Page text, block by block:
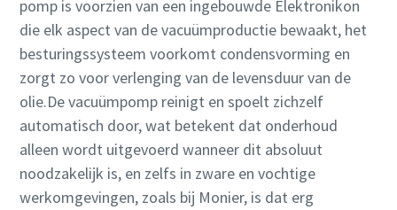
pomp is voorzien van een ingebouwde Elektronikon
die elk aspect van de vacuümproductie bewaakt, het
besturingssysteem voorkomt condensvorming en
zorgt zo voor verlenging van de levensduur van de
olie.De vacuümpomp reinigt en spoelt zichzelf
automatisch door, wat betekent dat onderhoud
alleen wordt uitgevoerd wanneer dit absoluut
noodzakelijk is, en zelfs in zware en vochtige
werkomgevingen, zoals bij Monier, is dat erg